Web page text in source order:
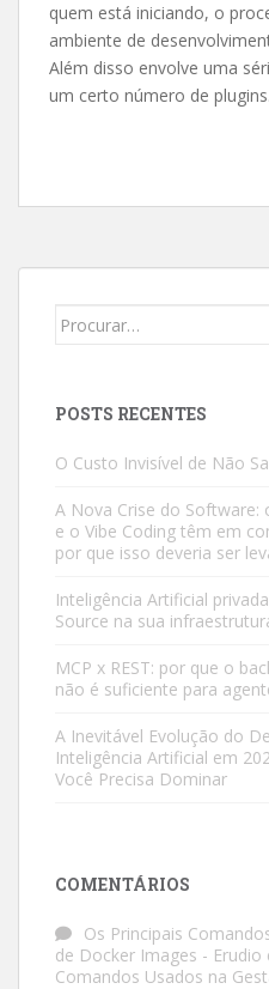
quem está iniciando, o
ambiente de
Além disso envolve uma
um certo número de
Search
POSTS RECENTES
O Custo Invisível de Não
A Nova Crise do Software:
e o Vibe Coding têm em
por que isso deveria ser
Inteligência Artificial
Source na sua
MCP x REST: por que o
não é suficiente para
A Inevitável Evolução do
Inteligência Artificial em
Você Precisa Dominar
COMENTÁRIOS
Os Principais
de Docker Images - Erudio
Comandos Usados na